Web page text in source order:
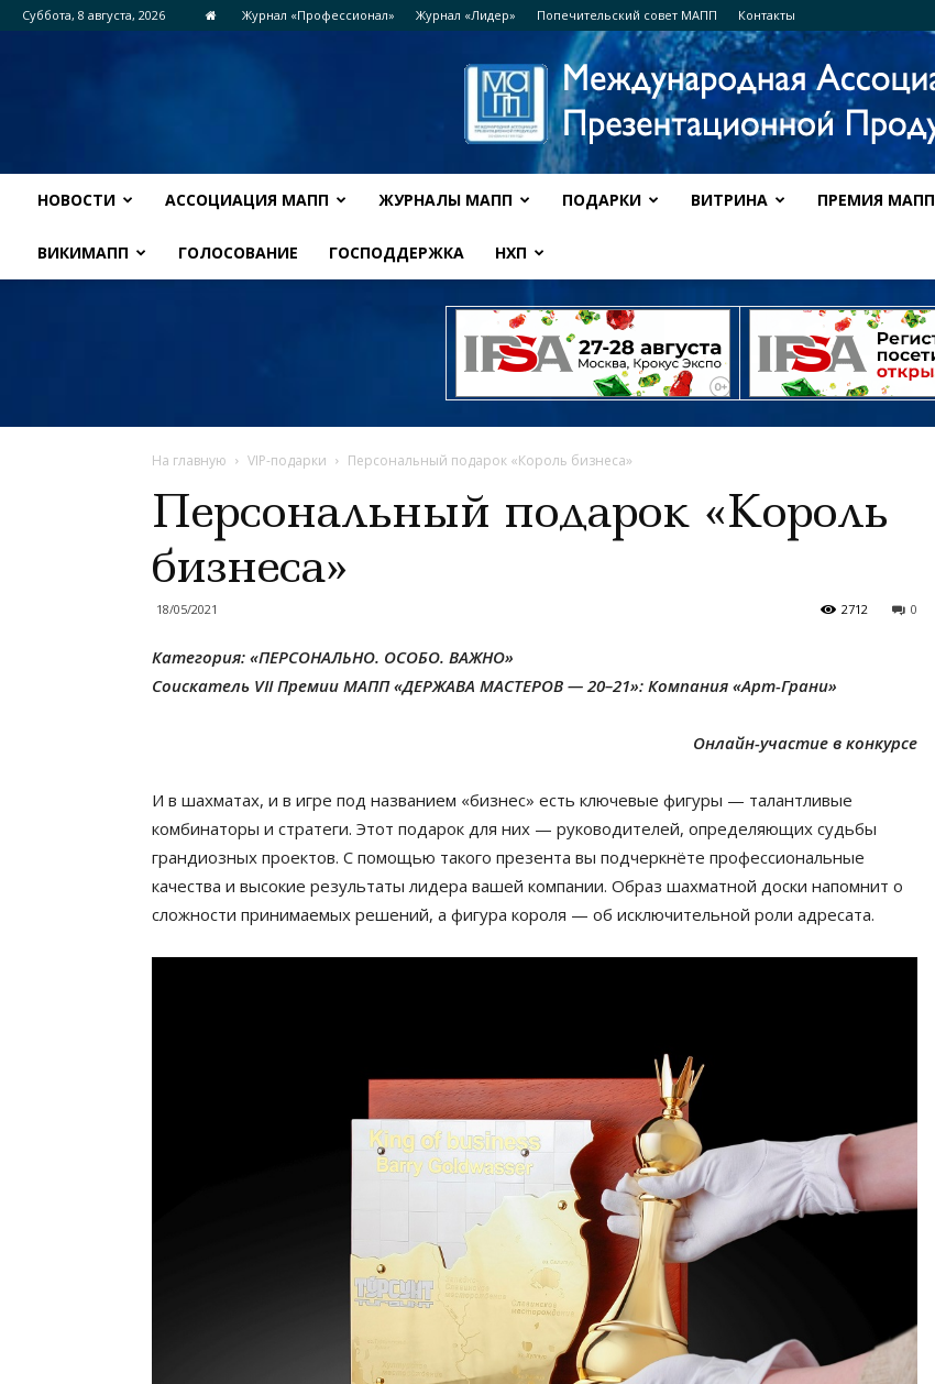
Суббота, 8 августа, 2026 Журнал «Профессионал» Журнал «Лидер» Попечительский совет МАПП Контакты
НОВОСТИ АССОЦИАЦИЯ МАПП ЖУРНАЛЫ МАПП ПОДАРКИ ВИТРИНА ПРЕМИЯ МАПП
ВИКИМАПП ГОЛОСОВАНИЕ ГОСПОДДЕРЖКА НХП
На главную VIP-подарки Персональный подарок «Король бизнеса»
Персональный подарок «Король
бизнеса»
18/05/2021 0
2712
Категория: «ПЕРСОНАЛЬНО. ОСОБО. ВАЖНО»
Соискатель VII Премии МАПП «ДЕРЖАВА МАСТЕРОВ — 20–21»: Компания «Арт-Грани»
Онлайн-участие в конкурсе
И в шахматах, и в игре под названием «бизнес» есть ключевые фигуры — талантливые
комбинаторы и стратеги. Этот подарок для них — руководителей, определяющих судьбы
грандиозных проектов. С помощью такого презента вы подчеркнёте профессиональные
качества и высокие результаты лидера вашей компании. Образ шахматной доски напомнит о
сложности принимаемых решений, а фигура короля — об исключительной роли адресата.